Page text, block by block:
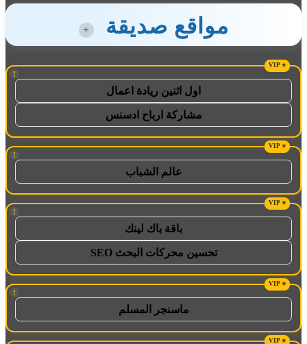
مواقع صديقة +
!
اول اثنين ريادة اعمال
مشاركة ارباح ادسنس
!
عالم الشباب
!
باقة باك لينك
تحسين محركات البحث SEO
!
ماسنجر المسلم